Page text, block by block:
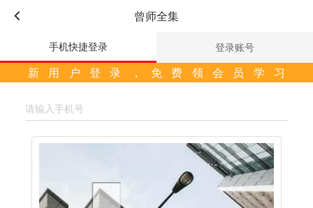
曾师全集
手机快捷登录 登录账号
新用户登录，免费领会员学习